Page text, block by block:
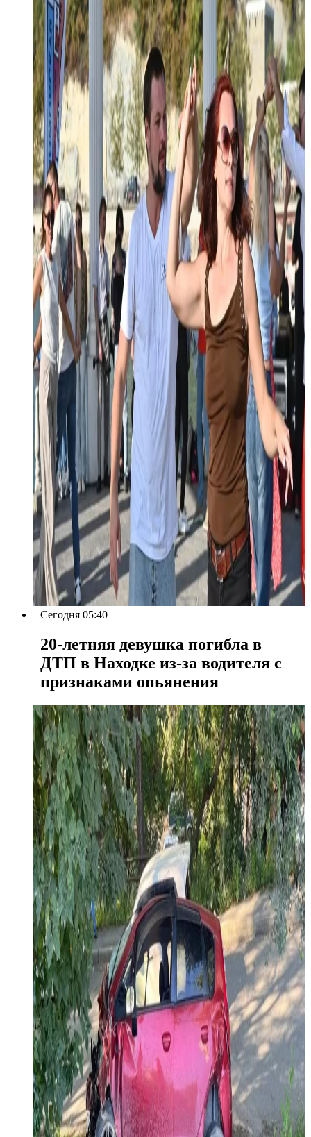
Сегодня 05:40
20-летняя девушка погибла в
ДТП в Находке из-за водителя с
признаками опьянения